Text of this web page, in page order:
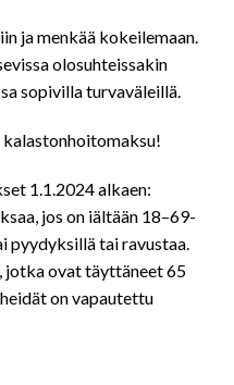
ja menkää kokeilemaan.
olosuhteissakin
sopivilla turvaväleillä.
1.1.2024 alkaen:
jos on iältään 18–69-
pyydyksillä tai ravustaa.
jotka ovat täyttäneet 65
on vapautettu